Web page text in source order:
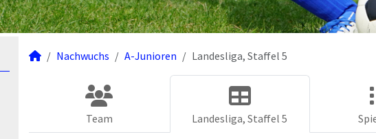
Nachwuchs A-Junioren Landesliga, Staffel 5
Team Landesliga, Staffel 5